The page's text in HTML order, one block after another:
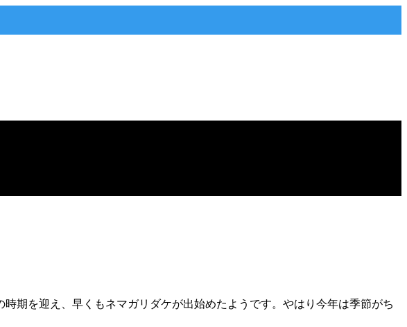
期を迎え、早くもネマガリダケが出始めたようです。やはり今年は季節がち